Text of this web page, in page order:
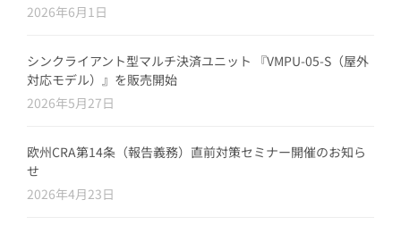
2026年6月1日
シンクライアント型マルチ決済ユニット 『VMPU-05-S（屋外
対応モデル）』を販売開始
2026年5月27日
欧州CRA第14条（報告義務）直前対策セミナー開催のお知ら
せ
2026年4月23日